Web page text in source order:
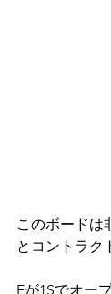
このボードは
とコントラク
Eが1Sでオー